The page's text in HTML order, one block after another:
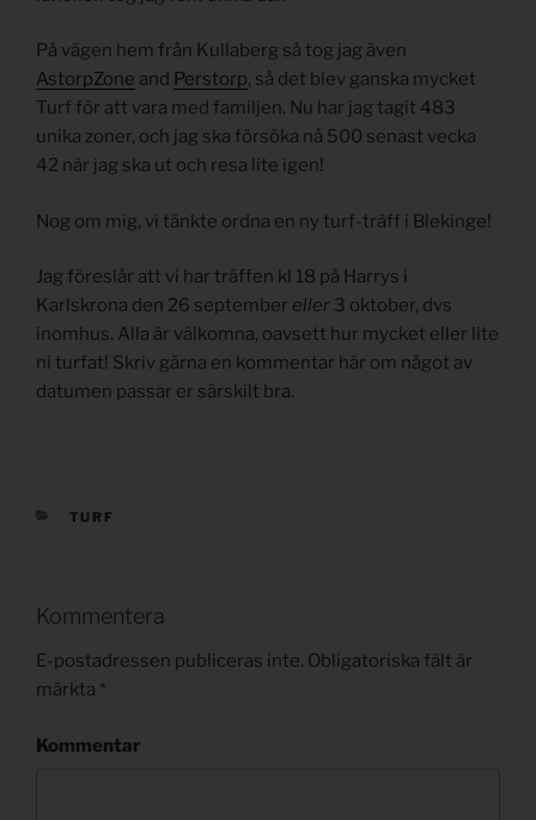
På vägen hem från Kullaberg så tog jag även
AstorpZone and Perstorp, så det blev ganska mycket
Turf för att vara med familjen. Nu har jag tagit 483
unika zoner, och jag ska försöka nå 500 senast vecka
42 när jag ska ut och resa lite igen!
Nog om mig, vi tänkte ordna en ny turf-träff i Blekinge!
Jag föreslår att vi har träffen kl 18 på Harrys i
Karlskrona den 26 september eller 3 oktober, dvs
inomhus. Alla är välkomna, oavsett hur mycket eller lite
ni turfat! Skriv gärna en kommentar här om något av
datumen passar er särskilt bra.
KATEGORIER
TURF
Kommentera
E-postadressen publiceras inte. Obligatoriska fält är
märkta *
Kommentar